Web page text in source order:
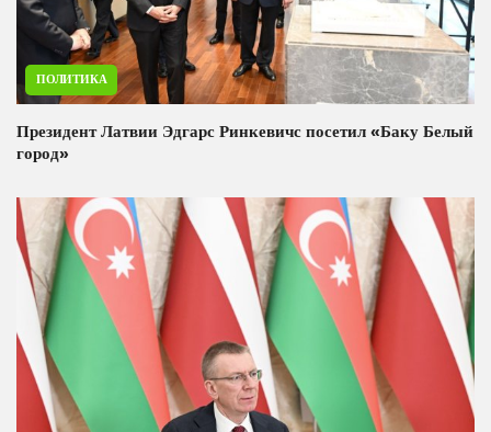
ПОЛИТИКА
Президент Латвии Эдгарс Ринкевичс посетил «Баку Белый
город»